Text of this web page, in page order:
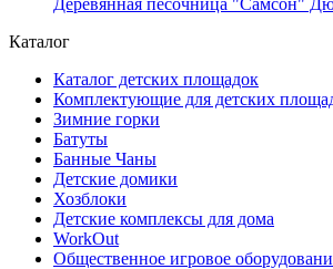
Деревянная песочница "Самсон"
Каталог
Каталог детских площадок
Комплектующие для детских
Зимние горки
Батуты
Банные Чаны
Детские домики
Хозблоки
Детские комплексы для дома
WorkOut
Общественное игровое